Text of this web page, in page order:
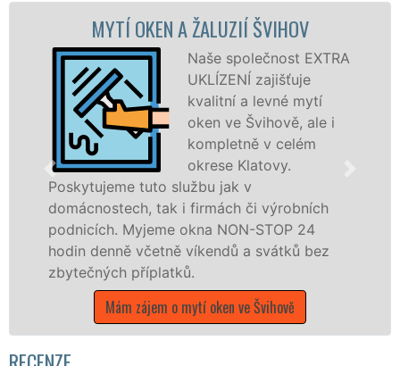
OKEN A ŽALUZIÍ ŠVIHOV
Naše společnost EXTRA
UKLÍZENÍ zajišťuje
kvalitní a levné mytí
oken ve Švihově, ale i
kompletně v celém
okrese Klatovy.
tuto službu jak v
tak i firmách či výrobních
okna NON-STOP 24
včetně víkendů a svátků bez
příplatků.
zájem o mytí oken ve Švihově
po celém
UKLÍZENÍ, a